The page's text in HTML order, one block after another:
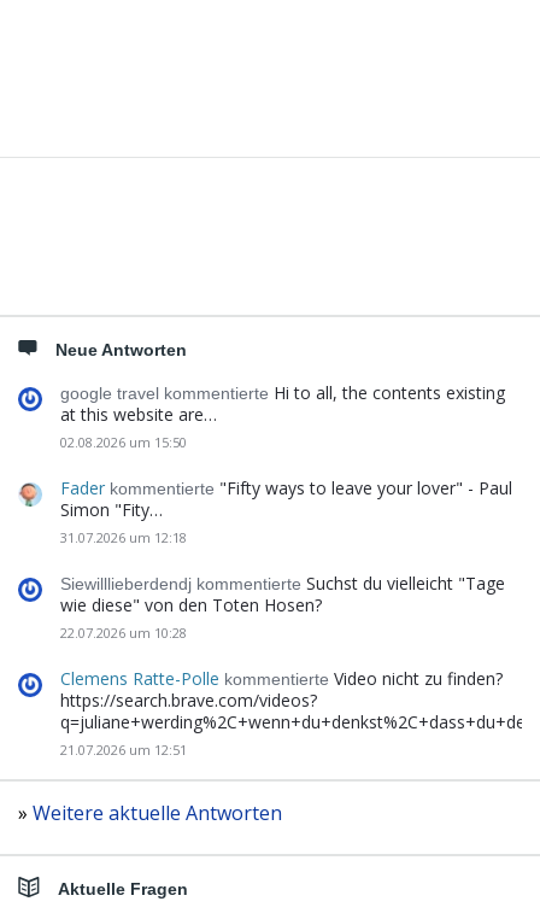
Neue Antworten
google travel kommentierte Hi to all, the contents existing
at this website are…
02.08.2026 um 15:50
Fader kommentierte "Fifty ways to leave your lover" - Paul
Simon "Fity…
31.07.2026 um 12:18
Siewilllieberdendj kommentierte Suchst du vielleicht "Tage
wie diese" von den Toten Hosen?
22.07.2026 um 10:28
Clemens Ratte-Polle kommentierte Video nicht zu finden?
https://search.brave.com/videos?
21.07.2026 um 12:51
» Weitere aktuelle Antworten
Aktuelle Fragen